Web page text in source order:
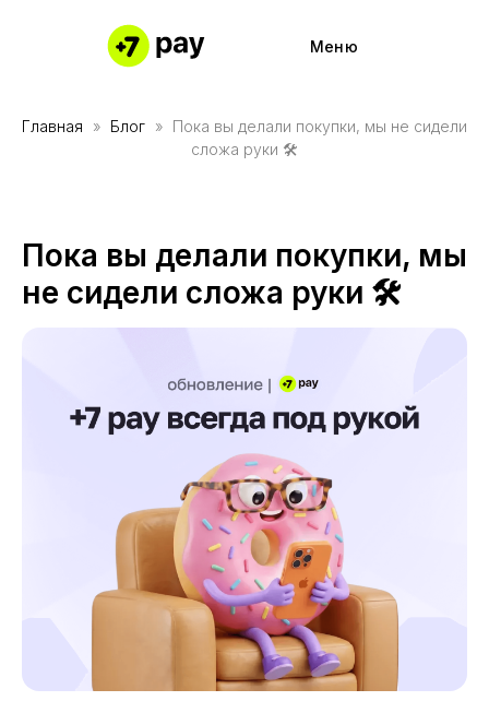
Меню
Контакты
Наше
Частями
Контакты
Главная Блог
Пока вы делали покупки, мы не сидели
сложа руки 🛠
Пока вы делали покупки, мы
не сидели сложа руки 🛠